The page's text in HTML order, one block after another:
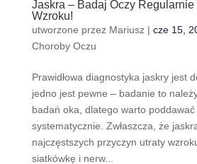
Jaskra – Badaj Oczy Regularnie
Wzroku!
utworzone przez Mariusz| cze 15,
Choroby Oczu
Prawidłowa diagnostyka jaskry jest
jedno jest pewne – badanie to
badań oka, dlatego warto poddawać
systematycznie. Zwłaszcza, że
najczęstszych przyczyn utraty
siatkówkę i nerw...